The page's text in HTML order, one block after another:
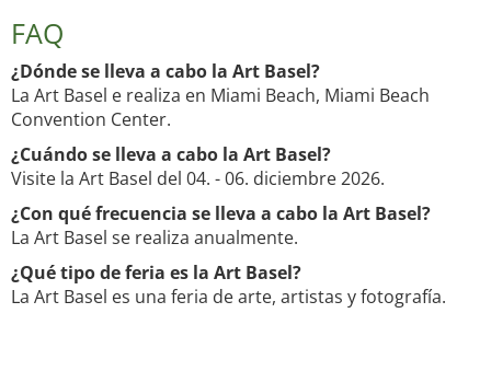
FAQ
¿Dónde se lleva a cabo la Art Basel?
La Art Basel e realiza en Miami Beach, Miami Beach
Convention Center.
¿Cuándo se lleva a cabo la Art Basel?
Visite la Art Basel del 04. - 06. diciembre 2026.
¿Con qué frecuencia se lleva a cabo la Art Basel?
La Art Basel se realiza anualmente.
¿Qué tipo de feria es la Art Basel?
La Art Basel es una feria de arte, artistas y fotografía.